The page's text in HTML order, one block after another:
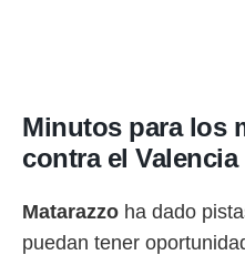
Minutos para los
contra el Valencia
Matarazzo ha dado
puedan tener